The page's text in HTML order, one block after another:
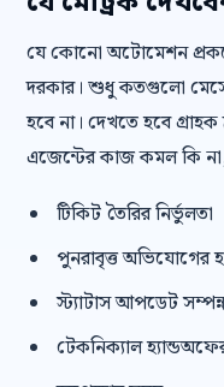
যে কোনো অটোমেশন
দরকার। শুধু কতগুলো
হবে না। দেখতে হবে
এজেন্টের কাজ কমল কি
টিকিট তৈরির নির্ভুলতা
পুনরাবৃত্ত অভিযোগের
স্ট্যাটাস আপডেট
টেকনিক্যাল